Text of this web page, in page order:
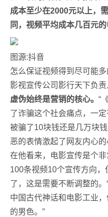
成本至少在2000元以上，
同，视频平均成本几百元的
图源:抖音
怎么保证视频得到尽可能
影视宣传公司影行天下负责
虚伪始终是营销的核心。 “
了诈骗这个社会痛点，一
被骗了10块钱还是几万块
恶的表情激起了网友内心的
在他看来，电影宣传是个
100条视频10个宣传方向
了，这是需要不断调整的
中国古代神话和电影工业
的男色。”